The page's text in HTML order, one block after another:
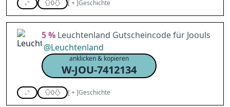
0 [+]Geschichte
5 % Leuchtenland Gutscheincode für Joouls
@Leuchtenland
anklicken & kopieren
W-JOU-7412134
0 [+]Geschichte